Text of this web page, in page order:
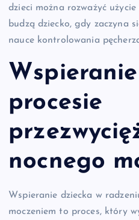
dzieci można rozważyć
budzą dziecko, gdy zaczyna
nauce kontrolowania
procesie
nocnego
Wspieranie dziecka w
moczeniem to proces, który